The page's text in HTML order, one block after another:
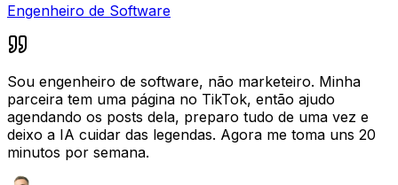
Engenheiro de Software
Sou engenheiro de software, não marketeiro. Minha
parceira tem uma página no TikTok, então ajudo
agendando os posts dela, preparo tudo de uma vez e
deixo a IA cuidar das legendas. Agora me toma uns 20
minutos por semana.